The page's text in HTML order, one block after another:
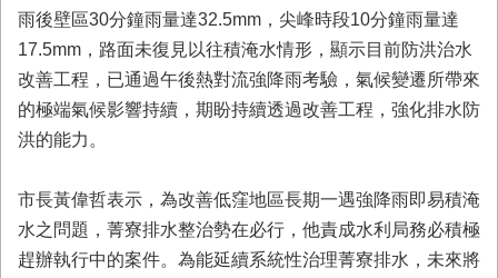
雨後壁區30分鐘雨量達32.5mm，尖峰時段10分鐘雨量達
17.5mm，路面未復見以往積淹水情形，顯示目前防洪治水
改善工程，已通過午後熱對流強降雨考驗，氣候變遷所帶來
的極端氣候影響持續，期盼持續透過改善工程，強化排水防
洪的能力。
市長黃偉哲表示，為改善低窪地區長期一遇強降雨即易積淹
水之問題，菁寮排水整治勢在必行，他責成水利局務必積極
趕辦執行中的案件。為能延續系統性治理菁寮排水，未來將